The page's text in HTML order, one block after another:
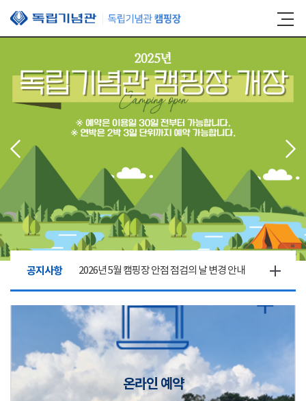
본문 바로가기
공지사항 2026년 5월 캠핑장 안점 점검의 날 변경 안내
캠핑장(9월1일~6일) 미운영 공지
2026년 5월 캠핑장 안점 점검의 날 변경 안내
온라인 예약